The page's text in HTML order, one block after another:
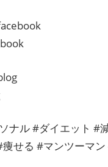
ナル #ダイエット #
せる #マンツーマ